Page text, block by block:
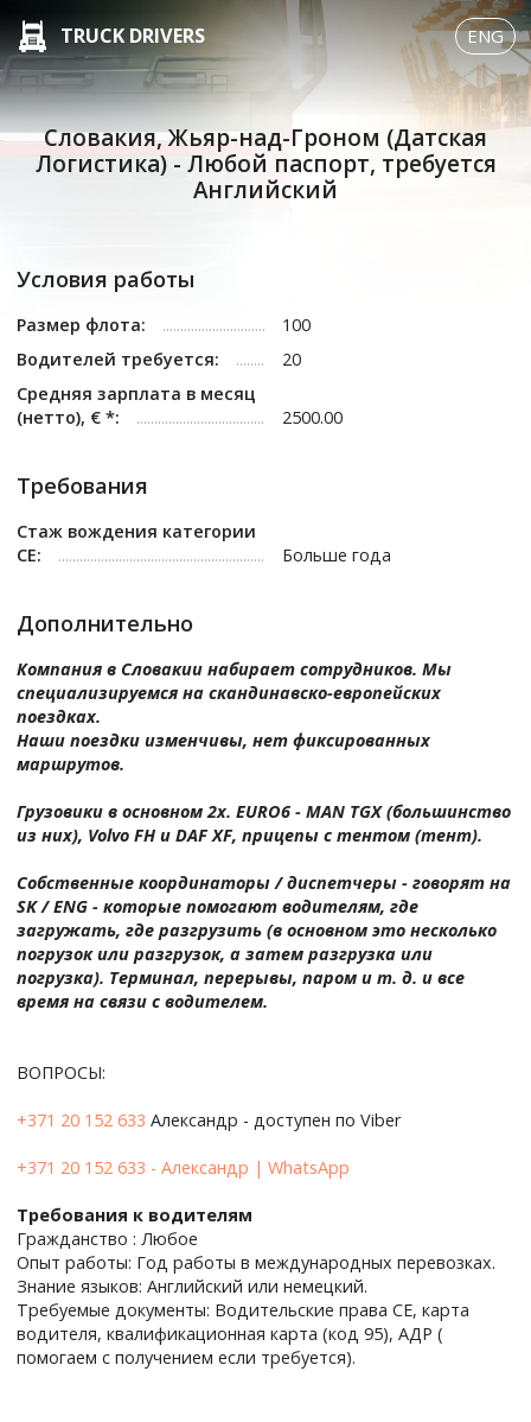
TRUCK DRIVERS ENG
Словакия, Жьяр-над-Гроном (Датская
Логистика) - Любой паспорт, требуется
Английский
Условия работы
Размер флота:
100
Водителей требуется:
20
Средняя зарплата в месяц
(нетто), € *:
2500.00
Требования
Стаж вождения категории
СЕ:
Больше года
Дополнительно
Компания в Словакии набирает сотрудников. Мы
специализируемся на скандинавско-европейских
поездках.
Наши поездки изменчивы, нет фиксированных
маршрутов.
Грузовики в основном 2х. EURO6 - MAN TGX (большинство
из них), Volvo FH и DAF XF, прицепы с тентом (тент).
Собственные координаторы / диспетчеры - говорят на
SK / ENG - которые помогают водителям, где
загружать, где разгрузить (в основном это несколько
погрузок или разгрузок, а затем разгрузка или
погрузка). Терминал, перерывы, паром и т. д. и все
время на связи с водителем.
ВОПРОСЫ:
+371 20 152 633 Александр - доступен по Viber
+371 20 152 633 - Александр | WhatsApp
Требования к водителям
Гражданство : Любое
Опыт работы: Год работы в международных перевозках.
Знание языков: Английский или немецкий.
Требуемые документы: Водительские права CE, карта
водителя, квалификационная карта (код 95), АДР (
помогаем с получением если требуется).